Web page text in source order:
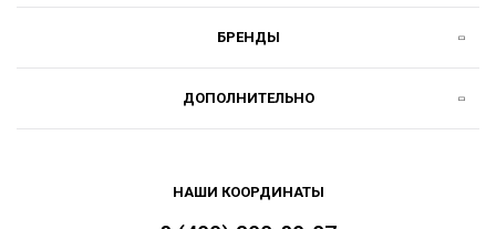
БРЕНДЫ
ДОПОЛНИТЕЛЬНО
НАШИ КООРДИНАТЫ